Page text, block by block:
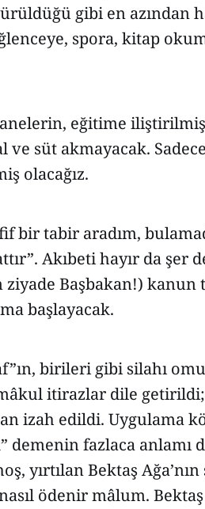
gibi en azından
spora, kitap
eğitime
süt akmayacak.
olacağız.
bir tabir aradım,
Akıbeti hayır da şer
Başbakan!) kanun
başlayacak.
birileri gibi silahı
itirazlar dile
izah edildi. Uygulama
demenin fazlaca anlamı
yırtılan Bektaş Ağa’nın
ödenir mâlum. Bektaş